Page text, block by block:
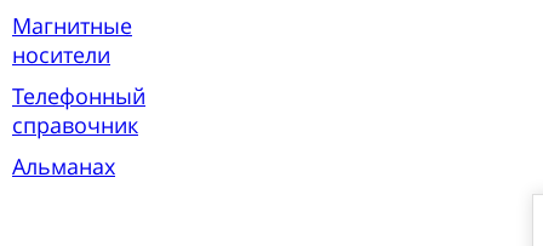
Магнитные
носители
Телефонный
справочник
Альманах